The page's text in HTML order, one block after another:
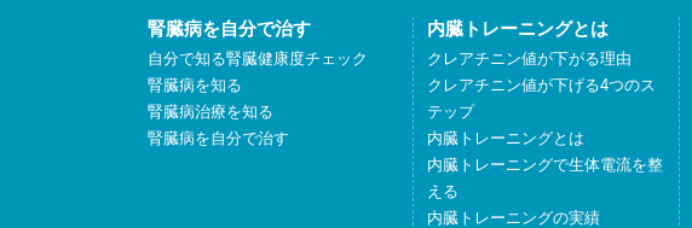
腎臓病を自分で治す
自分で知る腎臓健康度チェック
腎臓病を知る
腎臓病治療を知る
腎臓病を自分で治す
内臓トレーニングとは
クレアチニン値が下がる理由
クレアチニン値が下げる4つのス
テップ
内臓トレーニングとは
内臓トレーニングで生体電流を整
える
内臓トレーニングの実績